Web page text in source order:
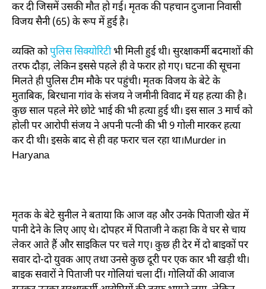
कर दी जिसमें उसकी मौत हो गई। मृतक की पहचान दुजाना निवासी
विजय सैनी (65) के रूप में हुई है।
व्यक्ति कोपुलिस सिक्योरिटीभी मिली हुई थी। सुरक्षाकर्मी बदमाशों की
तरफ दौड़ा, लेकिन इससे पहले ही वे फरार हो गए। घटना की सूचना
मिलते ही पुलिस टीम मौके पर पहुंची। मृतक विजय के बेटे के
मुताबिक, बिरधाना गांव के संजय ने जमीनी विवाद में यह हत्या की है।
कुछ साल पहले मेरे छोटे भाई की भी हत्या हुई थी। इस साल 3 मार्च को
होली पर आरोपी संजय ने अपनी पत्नी की भी 9 गोली मारकर हत्या
कर दी थी। इसके बाद से ही वह फरार चल रहा था।Murder in
Haryana
मृतक के बेटे सुनील ने बताया कि आज वह और उनके पिताजी खेत में
पानी देने के लिए आए थे। दोपहर में पिताजी ने कहा कि वे घर से चाय
लेकर आते हैं और साइकिल पर चले गए। कुछ ही देर में दो बाइकों पर
सवार दो-दो युवक आए तथा उनसे कुछ दूरी पर एक कार भी खड़ी थी।
बाइक सवारों ने पिताजी पर गोलियां चला दीं। गोलियों की आवाज